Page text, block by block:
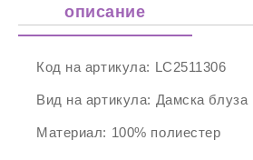
описание
Код на артикула: LC2511306
Вид на артикула: Дамска блуза
Материал: 100% полиестер